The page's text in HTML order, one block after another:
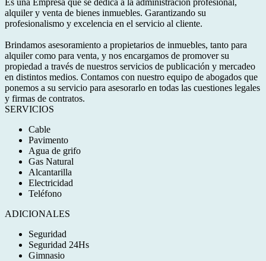
Es una Empresa que se dedica a la administración profesional,
alquiler y venta de bienes inmuebles. Garantizando su
profesionalismo y excelencia en el servicio al cliente.
Brindamos asesoramiento a propietarios de inmuebles, tanto para
alquiler como para venta, y nos encargamos de promover su
propiedad a través de nuestros servicios de publicación y mercadeo
en distintos medios. Contamos con nuestro equipo de abogados que
ponemos a su servicio para asesorarlo en todas las cuestiones legales
y firmas de contratos.
SERVICIOS
Cable
Pavimento
Agua de grifo
Gas Natural
Alcantarilla
Electricidad
Teléfono
ADICIONALES
Seguridad
Seguridad 24Hs
Gimnasio